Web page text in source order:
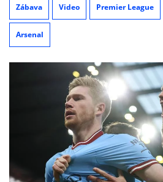
Zábava Video Premier League
Arsenal